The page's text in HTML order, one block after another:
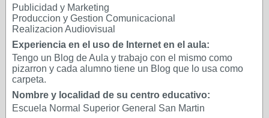
Publicidad y Marketing
Produccion y Gestion Comunicacional
Realizacion Audiovisual
Experiencia en el uso de Internet en el aula:
Tengo un Blog de Aula y trabajo con el mismo como
pizarron y cada alumno tiene un Blog que lo usa como
carpeta.
Nombre y localidad de su centro educativo:
Escuela Normal Superior General San Martin